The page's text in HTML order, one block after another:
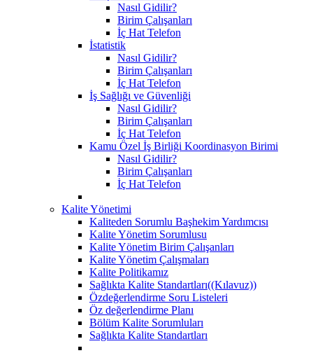
Nasıl Gidilir?
Birim Çalışanları
İç Hat Telefon
İstatistik
Nasıl Gidilir?
Birim Çalışanları
İç Hat Telefon
İş Sağlığı ve Güvenliği
Nasıl Gidilir?
Birim Çalışanları
İç Hat Telefon
Kamu Özel İş Birliği Koordinasyon Birimi
Nasıl Gidilir?
Birim Çalışanları
İç Hat Telefon
Kalite Yönetimi
Kaliteden Sorumlu Başhekim Yardımcısı
Kalite Yönetim Sorumlusu
Kalite Yönetim Birim Çalışanları
Kalite Yönetim Çalışmaları
Kalite Politikamız
Sağlıkta Kalite Standartları((Kılavuz))
Özdeğerlendirme Soru Listeleri
Öz değerlendirme Planı
Bölüm Kalite Sorumluları
Sağlıkta Kalite Standartları